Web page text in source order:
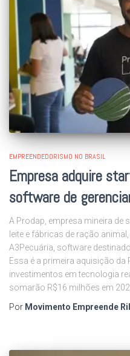
EMPREENDEDORISMO NO BRASIL
Empresa adquire
software de
A Prodap, empresa mineira de
leite e fábricas de ração
A3Pecuária, software
Essa é a primeira aquisição da
investimentos em tecnologia
somarão R$16 milhões em
Por Movimento Empreende